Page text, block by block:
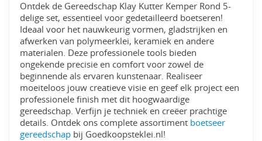
Ontdek de Gereedschap Klay Kutter Kemper Rond 5-
delige set, essentieel voor gedetailleerd boetseren!
Ideaal voor het nauwkeurig vormen, gladstrijken en
afwerken van polymeerklei, keramiek en andere
materialen. Deze professionele tools bieden
ongekende precisie en comfort voor zowel de
beginnende als ervaren kunstenaar. Realiseer
moeiteloos jouw creatieve visie en geef elk project een
professionele finish met dit hoogwaardige
gereedschap. Verfijn je techniek en creëer prachtige
details. Ontdek ons complete assortiment boetseer
gereedschap bij Goedkoopsteklei.nl!